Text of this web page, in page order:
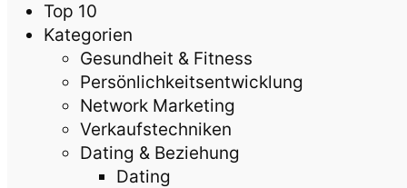
Top 10
Kategorien
Gesundheit & Fitness
Persönlichkeitsentwicklung
Network Marketing
Verkaufstechniken
Dating & Beziehung
Dating